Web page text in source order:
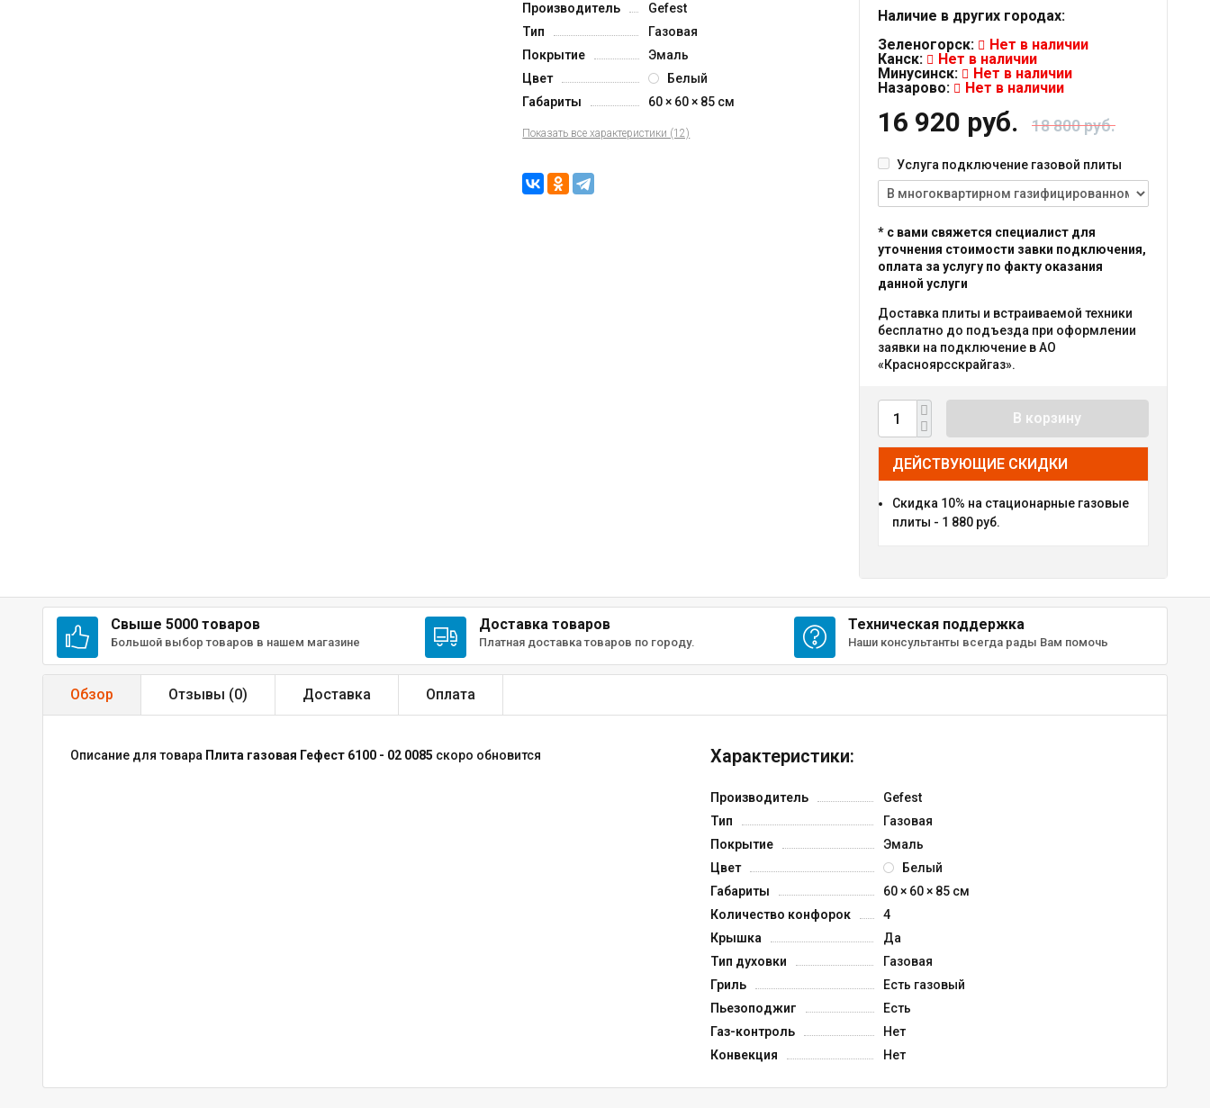
Производитель
Gefest
Тип
Газовая
Покрытие
Эмаль
Цвет
Белый
Габариты
60 × 60 × 85 см
Показать все характеристики (12)
Наличие в других городах:
Зеленогорск:
Нет в наличии
Канск:
Нет в наличии
Минусинск:
Нет в наличии
Назарово:
Нет в наличии
16 920 руб. 18 800 руб.
Услуга подключение газовой плиты
* с вами свяжется специалист для
уточнения стоимости завки подключения,
оплата за услугу по факту оказания
данной услуги
Доставка плиты и встраиваемой техники
бесплатно до подъезда при оформлении
заявки на подключение в АО
«Красноярсскрайгаз».
В корзину
ДЕЙСТВУЮЩИЕ СКИДКИ
Скидка 10% на стационарные газовые
плиты - 1 880 руб.
Свыше 5000 товаров
Большой выбор товаров в нашем магазине
Доставка товаров
Платная доставка товаров по городу.
Техническая поддержка
Наши консультанты всегда рады Вам помочь
Обзор Отзывы (0) Доставка Оплата
Описание для товара Плита газовая Гефест 6100 - 02 0085 скоро обновится Характеристики:
Производитель
Gefest
Тип
Газовая
Покрытие
Эмаль
Цвет
Белый
Габариты
60 × 60 × 85 см
Количество конфорок
4
Крышка
Да
Тип духовки
Газовая
Гриль
Есть газовый
Пьезоподжиг
Есть
Газ-контроль
Нет
Конвекция
Нет